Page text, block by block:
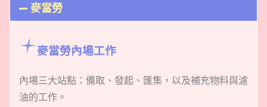
麥當勞
麥當勞內場工作
內場三大站點：備取、發起、匯集，以及補充物料與濾
油的工作。